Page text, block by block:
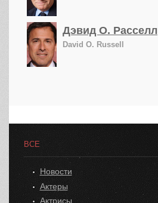
Дэвид О. Расселл
David O. Russell
ВСЕ
Новости
Актеры
Актрисы